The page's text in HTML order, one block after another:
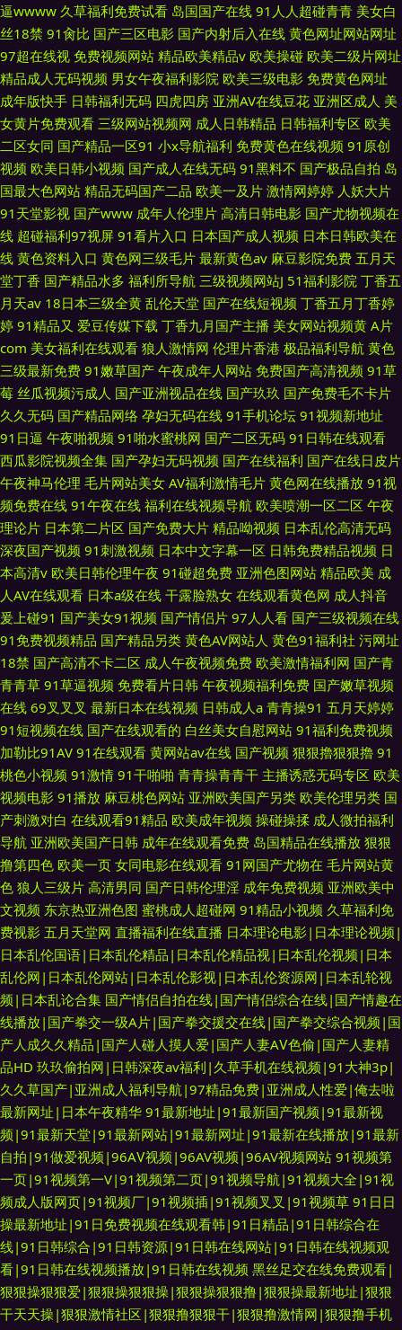
逼wwww 久草福利免费试看 岛国国产在线 91人人超碰青青 美女白
丝18禁 91肏比 国产三区电影 国产内射后入在线 黄色网址网站网址
97超在线视 免费视频网站 精品欧美精品v 欧美操碰 欧美二级片网址
精品成人无码视频 男女午夜福利影院 欧美三级电影 免费黄色网址
成年版快手 日韩福利无码 四虎四房 亚洲AV在线豆花 亚洲区成人 美
女黄片免费观看 三级网站视频网 成人日韩精品 日韩福利专区 欧美
二区女同 国产精品一区91 小x导航福利 免费黄色在线视频 91原创
视频 欧美日韩小视频 国产成人在线无码 91黑料不 国产极品自拍 岛
国最大色网站 精品无码国产二品 欧美一及片 激情网婷婷 人妖大片
91天堂影视 国产www 成年人伦理片 高清日韩电影 国产尤物视频在
线 超碰福利97视屏 91看片入口 日本国产成人视频 日本日韩欧美在
线 黄色资料入口 黄色网三级毛片 最新黄色av 麻豆影院免费 五月天
堂丁香 国产精品水多 福利所导航 三级视频网站J 51福利影院 丁香五
月天av 18日本三级全黄 乱伦天堂 国产在线短视频 丁香五月丁香婷
婷 91精品又 爱豆传媒下载 丁香九月国产主播 美女网站视频黄 A片
com 美女福利在线观看 狼人激情网 伦理片香港 极品福利导航 黄色
三级最新免费 91嫩草国产 午夜成年人网站 免费国产高清视频 91草
莓 丝瓜视频污成人 国产亚洲视品在线 国产玖玖 国产免费毛不卡片
久久无码 国产精品网络 孕妇无码在线 91手机论坛 91视频新地址
91日逼 午夜啪视频 91啪水蜜桃网 国产二区无码 91日韩在线观看
西瓜影院视频全集 国产孕妇无码视频 国产在线福利 国产在线日皮片
午夜神马伦理 毛片网站美女 AV福利激情毛片 黄色网在线播放 91视
频免费在线 91午夜在线 福利在线视频导航 欧美喷潮一区二区 午夜
理论片 日本第二片区 国产免费大片 精品呦视频 日本乱伦高清无码
深夜国产视频 91刺激视频 日本中文字幕一区 日韩免费精品视频 日
本高清v 欧美日韩伦理午夜 91碰超免费 亚洲色图网站 精品欧美 成
人AV在线观看 日本a级在线 干露脸熟女 在线观看黄色网 成人抖音
爰上碰91 国产美女91视频 国产情侣片 97人人看 国产三级视频在线
91免费视频精品 国产精品另类 黄色AV网站人 黄色91福利社 污网址
18禁 国产高清不卡二区 成人午夜视频免费 欧美激情福利网 国产青
青青草 91草逼视频 免费看片日韩 午夜视频福利免费 国产嫩草视频
在线 69叉叉叉 最新日本在线视频 日韩成人a 青青操91 五月天婷婷
91短视频在线 国产在线观看的 白丝美女自慰网站 91福利免费视频
加勒比91AV 91在线观看 黄网站av在线 国产视频 狠狠擼狠狠擼 91
桃色小视频 91激情 91干啪啪 青青操青青干 主播诱惑无码专区 欧美
视频电影 91播放 麻豆桃色网站 亚洲欧美国产另类 欧美伦理另类 国
产刺激对白 在线观看91精品 欧美成年视频 操碰操揉 成人微拍福利
导航 亚洲欧美国产日韩 成年在线观看免费 岛国精品在线播放 狠狠
撸第四色 欧美一页 女同电影在线观看 91网国产尤物在 毛片网站黄
色 狼人三级片 高清男同 国产日韩伦理淫 成年免费视频 亚洲欧美中
文视频 东京热亚洲色图 蜜桃成人超碰网 91精品小视频 久草福利免
费视影 五月天堂网 直播福利在线直播 日本理论电影|日本理论视频|
日本乱伦国语|日本乱伦精品|日本乱伦精品视|日本乱伦视频|日本
乱伦网|日本乱伦网站|日本乱伦影视|日本乱伦资源网|日本乱轮视
频|日本乱论合集 国产情侣自拍在线|国产情侣综合在线|国产情趣在
线播放|国产拳交一级A片|国产拳交援交在线|国产拳交综合视频|国
产人成久久精品|国产人碰人摸人爱|国产人妻AⅤ色偷|国产人妻精
品HD 玖玖偷拍网|日韩深夜av福利|久草手机在线视频|91大神3p|
久久草国产|亚洲成人福利导航|97精品免费|亚洲成人性爱|俺去啦
最新网址|日本午夜精华 91最新地址|91最新国产视频|91最新视
频|91最新天堂|91最新网站|91最新网址|91最新在线播放|91最新
自拍|91做爱视频|96AⅤ视频|96AV视频|96AV视频网站 91视频第
一页|91视频第一V|91视频第二页|91视频导航|91视频大全|91视
频成人版网页|91视频厂|91视频插|91视频叉叉|91视频草 91日日
操最新地址|91日免费视频在线观看韩|91日精品|91日韩综合在
线|91日韩综合|91日韩资源|91日韩在线网站|91日韩在线视频观
看|91日韩在线视频播放|91日韩在线视频 黑丝足交在线免费观看|
狠狠操狠狠爱|狠狠操狠狠操|狠狠操狠狠撸|狠狠操最新地址|狠狠
干天天操|狠狠激情社区|狠狠撸狠狠干|狠狠撸激情网|狠狠撸手机